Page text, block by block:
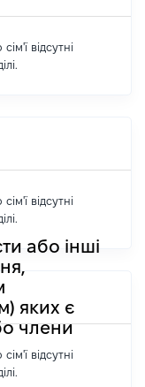
відсутні
відсутні
або інші
яких є
члени
відсутні